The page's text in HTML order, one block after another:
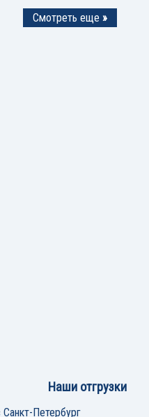
Смотреть еще »
Наши отгрузки
Петербург